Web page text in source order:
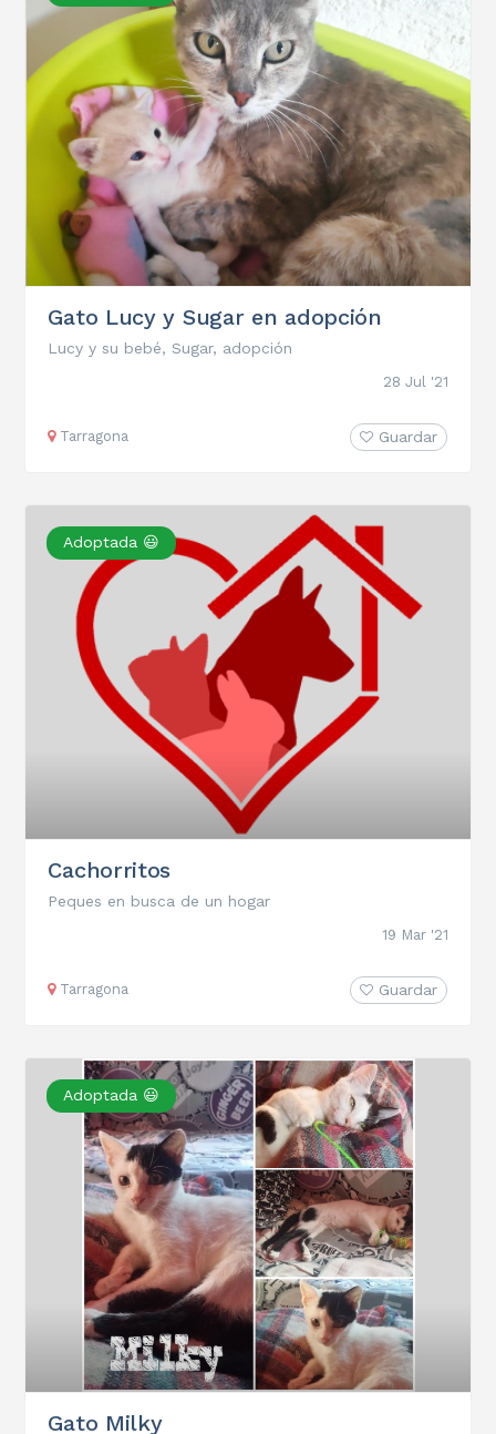
Gato Lucy y Sugar en adopción
Lucy y su bebé, Sugar, adopción
28 Jul '21
Tarragona Guardar
Adoptada 😃
Cachorritos
Peques en busca de un hogar
19 Mar '21
Tarragona Guardar
Adoptada 😃
Gato Milky